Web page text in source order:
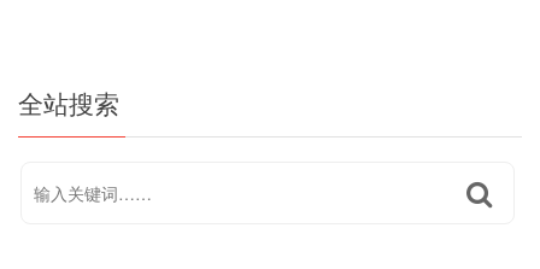
全站搜索